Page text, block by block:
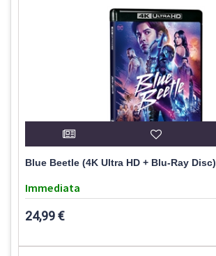
Blue Beetle (4K Ultra HD + Blu-Ray Disc)
Immediata
24,99 €